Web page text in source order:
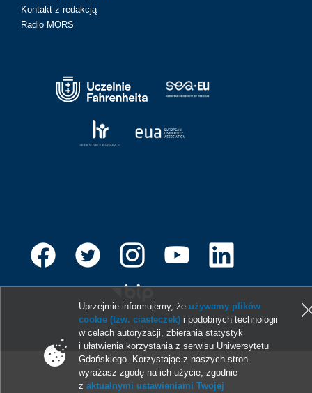
Kontakt z redakcją
Radio MORS
© 2013-2026 Uniwersytet Gdański
Uprzejmie informujemy, że używamy plików
cookie (tzw. ciasteczek) i podobnych technologii
w celach autoryzacji, zbierania statystyk
i ułatwienia korzystania z serwisu Uniwersytetu
Gdańskiego. Korzystając z naszych stron
wyrażasz zgodę na ich użycie, zgodnie
zaktualnymi ustawieniami Twojej